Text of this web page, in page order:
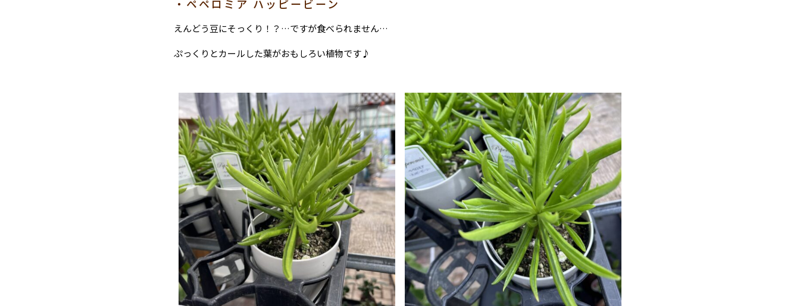
・ペペロミア ハッピービーン
えんどう豆にそっくり！？…ですが食べられません…
ぷっくりとカールした葉がおもしろい植物です♪